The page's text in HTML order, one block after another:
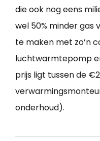
die ook nog eens
wel 50% minder gas
te maken met zo’n
luchtwarmtepomp
prijs ligt tussen de
onderhoud).